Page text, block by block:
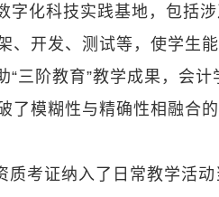
字化科技实践基地，包括
、开发、测试等，使学生
三阶教育”教学成果，会计
模糊性与精确性相融合
考证纳入了日常教学活